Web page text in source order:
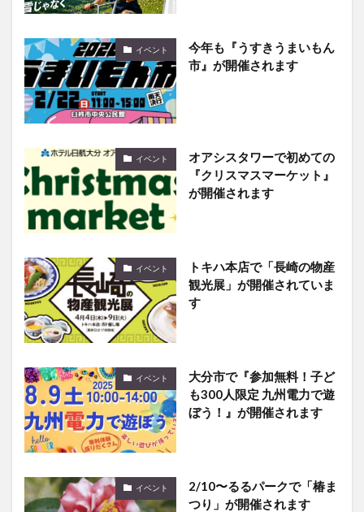
イベント
今年も『うすきうまいもん
市』が開催されます
イベント
オアシスタワーで初めての
『クリスマスマーケット』
が開催されます
イベント
トキハ本店で「長崎の物産
観光展」が開催されていま
す
イベント
大分市で『参加無料！子ど
も300人限定 九州電力で遊
ぼう！』が開催されます
イベント
2/10〜るるパークで「椿ま
つり」が開催されます